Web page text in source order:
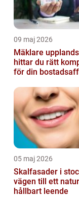
09 maj 2026
Mäklare upplands
hittar du rätt
för din
05 maj 2026
Skalfasader i
vägen till ett
hållbart leende